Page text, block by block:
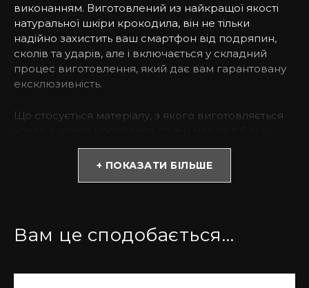
виконанням. Виготовлений из найкращої якості
натуральної шкіри крокодила, він не тільки
надійно захистить ваш смартфон від подряпин,
сколів та ударів, але і включається у складний
процес виготовлення, який дає вам гарантовану
ексклюзивність.
Що стосується матеріалу, з якого виготовляється
переваг, ніж звичайні чохли з шкіри. Перш за все,
шкіра крокодила характеризується витонченим,
15 Pro Max від зносу, вологи та подряпин.
+ ПОКАЗАТИ БІЛЬШЕ
Вам це сподобається…